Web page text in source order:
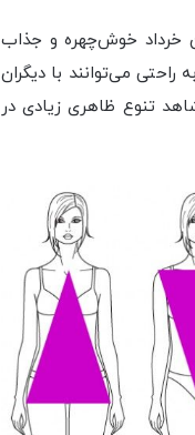
خرداد خوش‌چهره و جذاب
می‌توانند با دیگران
تنوع ظاهری زیادی در